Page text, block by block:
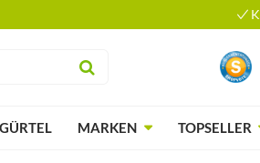
GÜRTEL MARKEN TOPSELLER